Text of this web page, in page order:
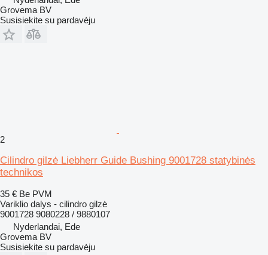
Grovema BV
Susisiekite su pardavėju
2
Cilindro gilzė Liebherr Guide Bushing 9001728 statybinės
technikos
35 € Be PVM
Variklio dalys - cilindro gilzė
9001728 9080228 / 9880107
Nyderlandai, Ede
Grovema BV
Susisiekite su pardavėju